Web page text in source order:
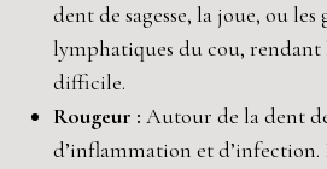
dent de sagesse, la joue, ou les
lymphatiques du cou, rendant
difficile.
Rougeur : Autour de la dent de
d’inflammation et d’infection.